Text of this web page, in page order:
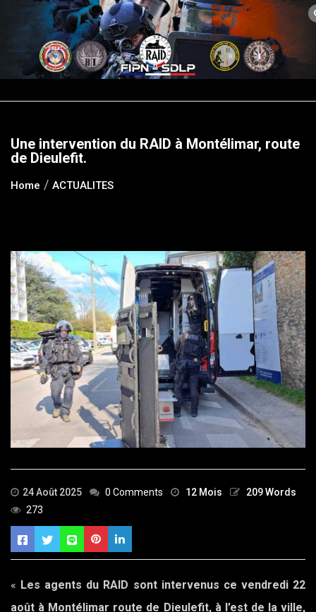
content
Une intervention du RAID à Montélimar, route
de Dieulefit.
Home ACTUALITES
24 Août 2025 0 Comments 12 Mois
209 Words
273
« Les agents du RAID sont intervenus ce vendredi 22
août à Montélimar route de Dieulefit, à l’est de la ville,